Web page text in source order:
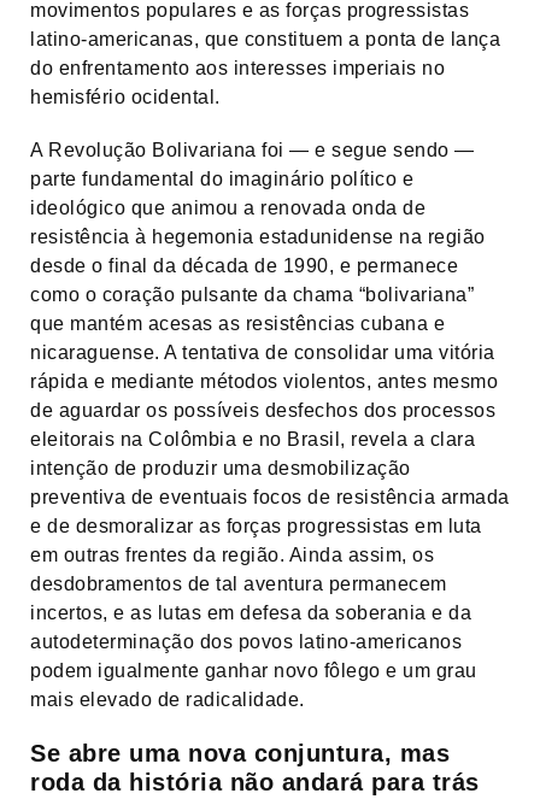
movimentos populares e as forças progressistas
latino-americanas, que constituem a ponta de lança
do enfrentamento aos interesses imperiais no
hemisfério ocidental.
A Revolução Bolivariana foi — e segue sendo —
parte fundamental do imaginário político e
ideológico que animou a renovada onda de
resistência à hegemonia estadunidense na região
desde o final da década de 1990, e permanece
como o coração pulsante da chama “bolivariana”
que mantém acesas as resistências cubana e
nicaraguense. A tentativa de consolidar uma vitória
rápida e mediante métodos violentos, antes mesmo
de aguardar os possíveis desfechos dos processos
eleitorais na Colômbia e no Brasil, revela a clara
intenção de produzir uma desmobilização
preventiva de eventuais focos de resistência armada
e de desmoralizar as forças progressistas em luta
em outras frentes da região. Ainda assim, os
desdobramentos de tal aventura permanecem
incertos, e as lutas em defesa da soberania e da
autodeterminação dos povos latino-americanos
podem igualmente ganhar novo fôlego e um grau
mais elevado de radicalidade.
Se abre uma nova conjuntura, mas
roda da história não andará para trás